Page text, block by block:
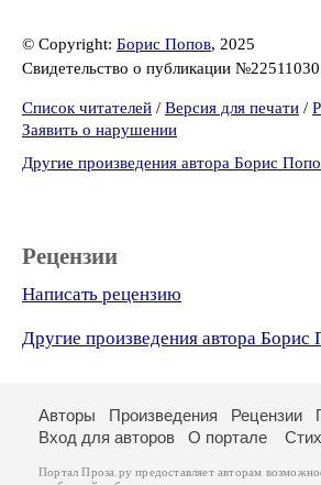
© Copyright: Борис Попов, 2025
Свидетельство о публикации
Список читателей / Версия для печати /
Заявить о нарушении
Другие произведения автора Борис
Рецензии
Написать рецензию
Другие произведения автора Борис
Авторы Произведения Рецензии
Вход для авторов
О портале
Портал Проза.ру предоставляет авторам